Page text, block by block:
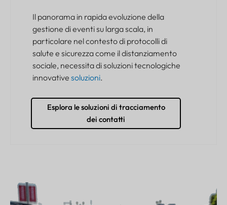
Il panorama in rapida evoluzione della
gestione di eventi su larga scala, in
particolare nel contesto di protocolli di
salute e sicurezza come il distanziamento
sociale, necessita di soluzioni tecnologiche
innovative soluzioni.
Esplora le soluzioni di tracciamento
dei contatti